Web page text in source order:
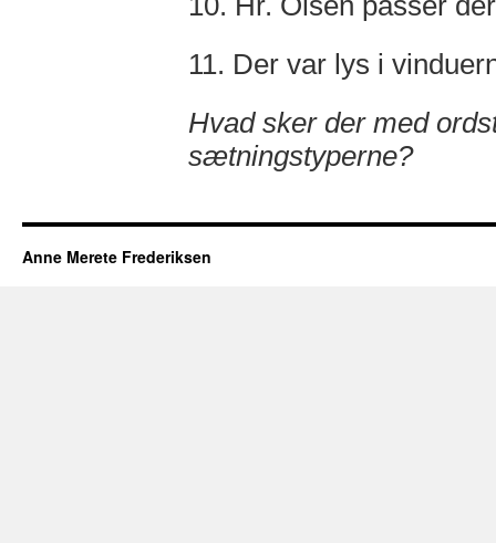
11. Der var lys i
Hvad sker der med
sætningstyperne?
Anne Merete Frederiksen